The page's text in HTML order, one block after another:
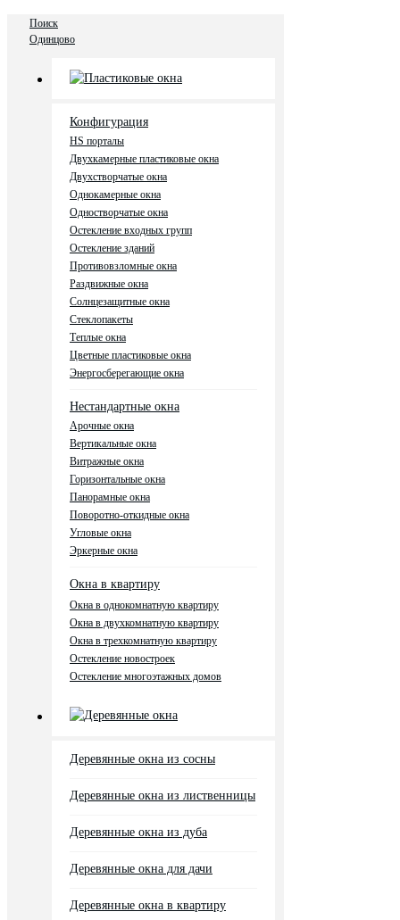
Поиск
Одинцово
Пластиковые окна
Конфигурация
HS порталы
Двухкамерные пластиковые окна
Двухстворчатые окна
Однокамерные окна
Одностворчатые окна
Остекление входных групп
Остекление зданий
Противовзломные окна
Раздвижные окна
Солнцезащитные окна
Стеклопакеты
Теплые окна
Цветные пластиковые окна
Энергосберегающие окна
Нестандартные окна
Арочные окна
Вертикальные окна
Витражные окна
Горизонтальные окна
Панорамные окна
Поворотно-откидные окна
Угловые окна
Эркерные окна
Окна в квартиру
Окна в однокомнатную квартиру
Окна в двухкомнатную квартиру
Окна в трехкомнатную квартиру
Остекление новостроек
Остекление многоэтажных домов
Деревянные окна
Деревянные окна из сосны
Деревянные окна из лиственницы
Деревянные окна из дуба
Деревянные окна для дачи
Деревянные окна в квартиру